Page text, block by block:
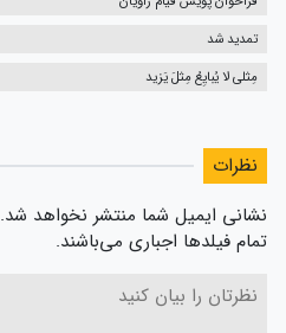
تمدید شد
مِثلی لا یُبایِعُ مِثلَ یَزید
نظرات
نشانی ایمیل شما منتشر نخواهد شد.
تمام فیلدها اجباری می‌باشند.